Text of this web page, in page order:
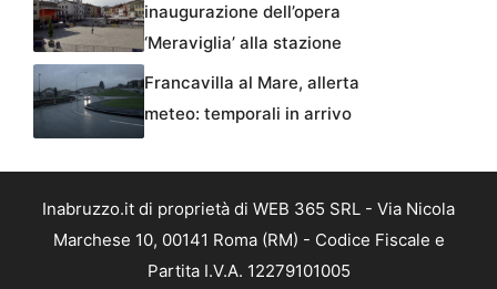
inaugurazione dell’opera
‘Meraviglia’ alla stazione
Francavilla al Mare, allerta
meteo: temporali in arrivo
Inabruzzo.it di proprietà di WEB 365 SRL - Via Nicola
Marchese 10, 00141 Roma (RM) - Codice Fiscale e
Partita I.V.A. 12279101005